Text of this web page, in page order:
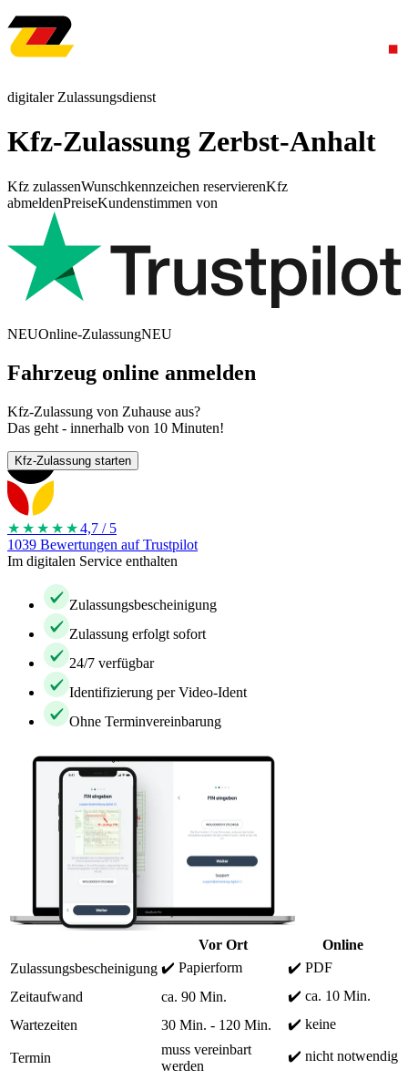
digitaler Zulassungsdienst
Kfz-Zulassung Zerbst-Anhalt
Kfz zulassenWunschkennzeichen reservierenKfz
abmeldenPreiseKundenstimmen von
NEUOnline-ZulassungNEU
Fahrzeug online anmelden
Kfz-Zulassung von Zuhause aus?
Das geht - innerhalb von 10 Minuten!
Kfz-Zulassung starten
★★★★ ★4,7 / 5
1039 Bewertungen auf Trustpilot
Im digitalen Service enthalten
Zulassungsbescheinigung
Zulassung erfolgt sofort
24/7 verfügbar
Identifizierung per Video-Ident
Ohne Terminvereinbarung
Vor Ort
Online
Zulassungsbescheinigung ✔️ Papierform
✔️ PDF
Zeitaufwand
ca. 90 Min.
✔️ ca. 10 Min.
Wartezeiten
30 Min. - 120 Min. ✔️ keine
Termin
muss vereinbart
werden
✔️ nicht notwendig